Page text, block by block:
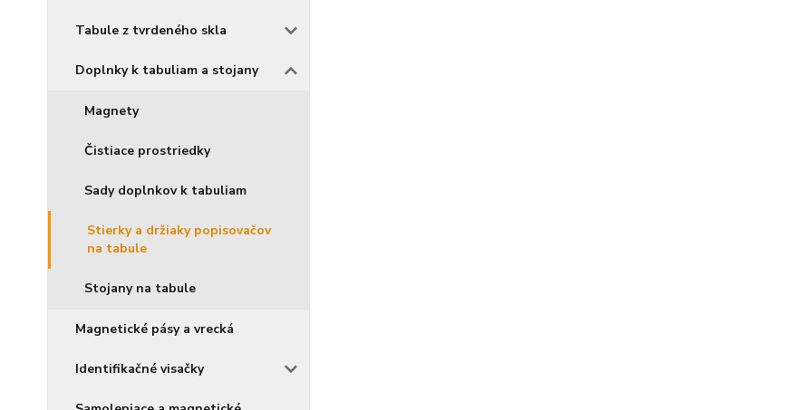
Tabule z tvrdeného skla
Doplnky k tabuliam a stojany
Magnety
Čistiace prostriedky
Sady doplnkov k tabuliam
Stierky a držiaky popisovačov
na tabule
Stojany na tabule
Magnetické pásy a vrecká
Identifikačné visačky